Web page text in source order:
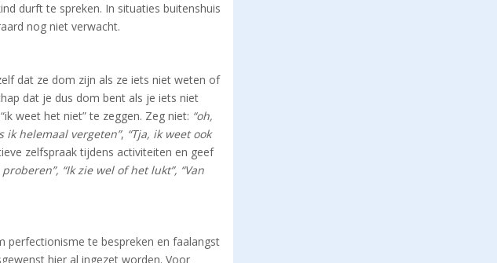
durft te spreken. In situaties buitenshuis
nog niet verwacht.
dat ze dom zijn als ze iets niet weten of
dat je dus dom bent als je iets niet
weet het niet” te zeggen. Zeg niet: “oh,
ik helemaal vergeten”, “Tja, ik weet ook
zelfspraak tijdens activiteiten en geef
“Ik zie wel of het lukt”, “Van
perfectionisme te bespreken en faalangst
hier al ingezet worden. Voor